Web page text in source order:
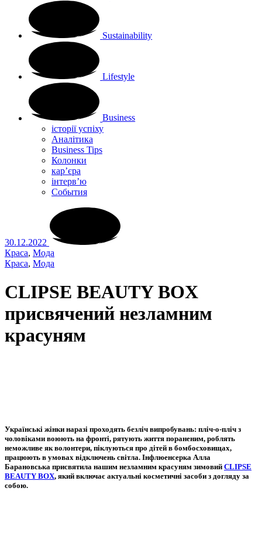
Sustainability
Lifestyle
Business
історії успіху
Аналітика
Business Tips
Колонки
кар’єра
інтерв’ю
Cобытия
30.12.2022
Краса, Мода
Краса, Мода
CLIPSE BEAUTY BOX
присвячений незламним
красуням
Українські жінки наразі проходять безліч випробувань: пліч-о-пліч з
чоловіками воюють на фронті, рятують життя пораненим, роблять
неможливе як волонтери, піклуються про дітей в бомбосховищах,
працюють в умовах відключень світла. Інфлюенсерка Алла
Барановська присвятила нашим незламним красуням зимовий CLIPSE
BEAUTY BOX, який включає актуальні косметичні засоби з догляду за
собою.